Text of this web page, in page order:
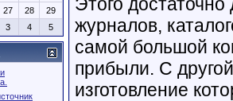
журналов,
самой большой
прибыли. С
изготовление
27 28
29
3 4 5